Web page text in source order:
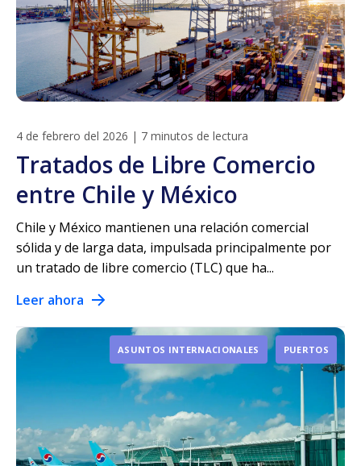
4 de febrero del 2026 | 7 minutos de lectura
Tratados de Libre Comercio
entre Chile y México
Chile y México mantienen una relación comercial
sólida y de larga data, impulsada principalmente por
un tratado de libre comercio (TLC) que ha...
Leer ahora
ASUNTOS INTERNACIONALES PUERTOS